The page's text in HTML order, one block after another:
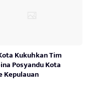
Kukuhkan Tim
Posyandu Kota
Kepulauan